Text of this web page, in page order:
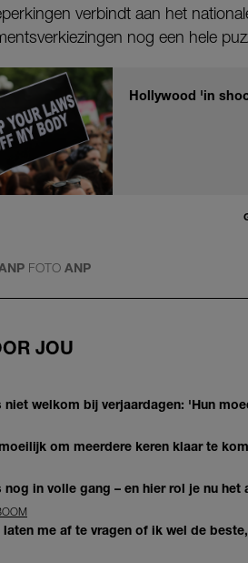
verbindt aan het
nog een hele
Hollywood 'in
FOTO ANP
JOU
welkom bij verjaardagen: 'Hun
om meerdere keren klaar te
nog in volle gang – en hier rol je nu
laten me af te vragen of ik wel de